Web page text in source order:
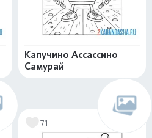
Капучино Ассассино
Самурай
71